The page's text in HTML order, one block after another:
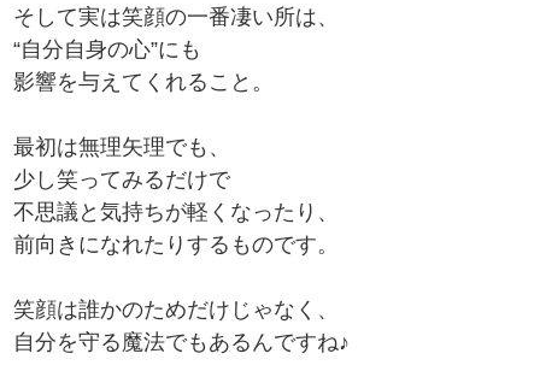
そして実は笑顔の一番凄い所は、
“自分自身の心”にも
影響を与えてくれること。
最初は無理矢理でも、
少し笑ってみるだけで
不思議と気持ちが軽くなったり、
前向きになれたりするものです。
笑顔は誰かのためだけじゃなく、
自分を守る魔法でもあるんですね♪